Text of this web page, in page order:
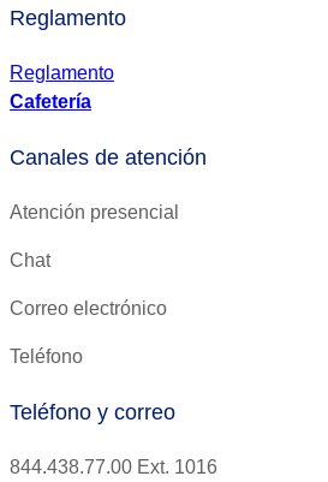
Reglamento
Reglamento
Cafetería
Canales de atención
Atención presencial
Chat
Correo electrónico
Teléfono
Teléfono y correo
844.438.77.00 Ext. 1016